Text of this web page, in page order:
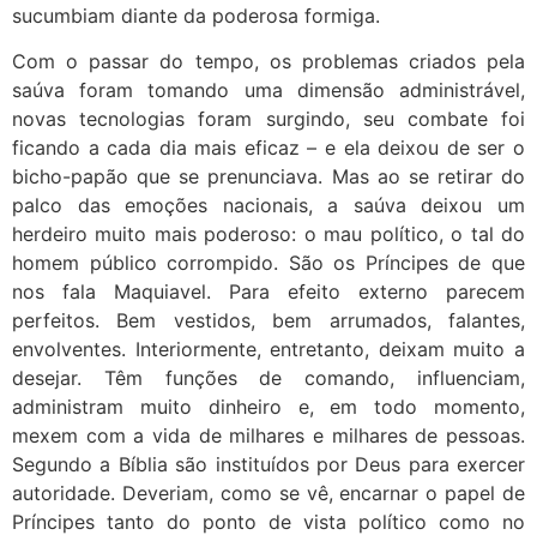
sucumbiam diante da poderosa formiga.
Com o passar do tempo, os problemas criados pela
saúva foram tomando uma dimensão administrável,
novas tecnologias foram surgindo, seu combate foi
ficando a cada dia mais eficaz – e ela deixou de ser o
bicho-papão que se prenunciava. Mas ao se retirar do
palco das emoções nacionais, a saúva deixou um
herdeiro muito mais poderoso: o mau político, o tal do
homem público corrompido. São os Príncipes de que
nos fala Maquiavel. Para efeito externo parecem
perfeitos. Bem vestidos, bem arrumados, falantes,
envolventes. Interiormente, entretanto, deixam muito a
desejar. Têm funções de comando, influenciam,
administram muito dinheiro e, em todo momento,
mexem com a vida de milhares e milhares de pessoas.
Segundo a Bíblia são instituídos por Deus para exercer
autoridade. Deveriam, como se vê, encarnar o papel de
Príncipes tanto do ponto de vista político como no